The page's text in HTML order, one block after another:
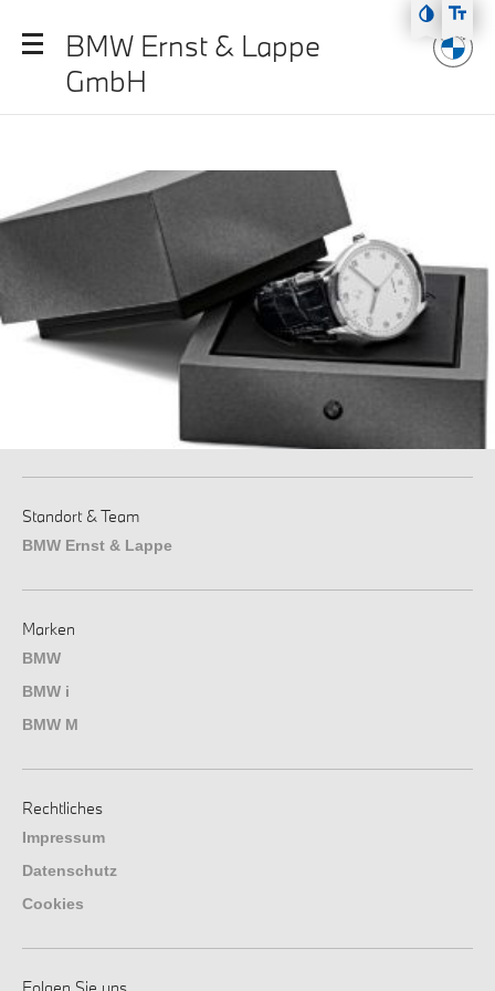
Zum Hauptmenü
Zum Inhalt
BMW Ernst & Lappe
GmbH
Standort & Team
BMW Ernst & Lappe
Marken
BMW
BMW i
BMW M
Rechtliches
Impressum
Datenschutz
Cookies